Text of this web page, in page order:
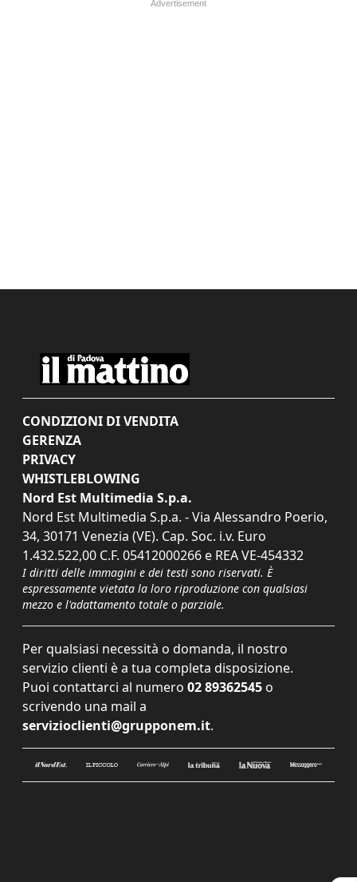
CONDIZIONI DI VENDITA
GERENZA
PRIVACY
WHISTLEBLOWING
Nord Est Multimedia S.p.a.
Nord Est Multimedia S.p.a. - Via Alessandro Poerio,
34, 30171 Venezia (VE). Cap. Soc. i.v. Euro
1.432.522,00 C.F. 05412000266 e REA VE-454332
I diritti delle immagini e dei testi sono riservati. È
espressamente vietata la loro riproduzione con qualsiasi
mezzo e l'adattamento totale o parziale.
Per qualsiasi necessità o domanda, il nostro
servizio clienti è a tua completa disposizione.
Puoi contattarci al numero 02 89362545 o
scrivendo una mail a
servizioclienti@grupponem.it.